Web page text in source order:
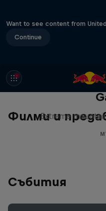
Want to see content from
Continue
Филми и
Matt Jones:
Extreme
Събития